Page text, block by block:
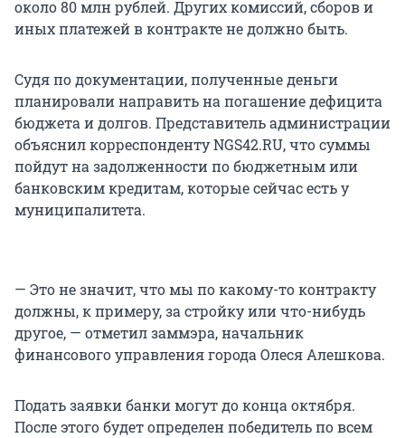
около 80 млн рублей. Других комиссий, сборов и
иных платежей в контракте не должно быть.
Судя по документации, полученные деньги
планировали направить на погашение дефицита
бюджета и долгов. Представитель администрации
объяснил корреспонденту NGS42.RU, что суммы
пойдут на задолженности по бюджетным или
банковским кредитам, которые сейчас есть у
муниципалитета.
— Это не значит, что мы по какому-то контракту
должны, к примеру, за стройку или что-нибудь
другое, — отметил заммэра, начальник
финансового управления города Олеся Алешкова.
Подать заявки банки могут до конца октября.
После этого будет определен победитель по всем